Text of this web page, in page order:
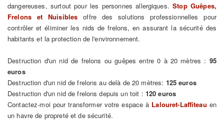
dangereuses, surtout pour les personnes allergiques.Stop Guêpes,
Frelons et Nuisibles offre des solutions professionnelles pour
contrôler et éliminer les nids de frelons, en assurant la sécurité des
habitants et la protection de l'environnement.
Destruction d'un nid de frelons ou guêpes entre 0 à 20 mètres : 95
euros
Destruction d'un nid de frelons au delà de 20 mètres: 125 euros
Destruction d'un nid de frelons depuis un toit : 120 euros
Contactez-moi pour transformer votre espace à Lalouret-Laffiteau en
un havre de propreté et de sécurité.